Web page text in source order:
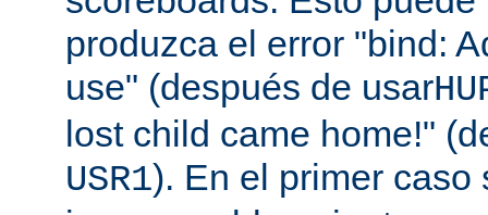
produzca el error "bind:
use" (después de usar
lost child came home!"
USR1). En el primer caso